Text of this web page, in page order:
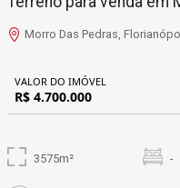
Morro Das Pedras,
VALOR DO IMÓVEL
R$ 4.700.000
3575m² -